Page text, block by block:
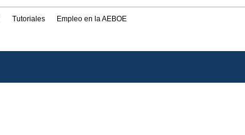
Tutoriales Empleo en la AEBOE